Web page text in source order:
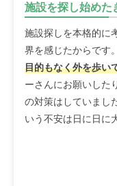
施設を探し始めた
施設探しを本格的に
界を感じたからです
目的もなく外を歩い
ーさんにお願いした
の対策はしていまし
いう不安は日に日に